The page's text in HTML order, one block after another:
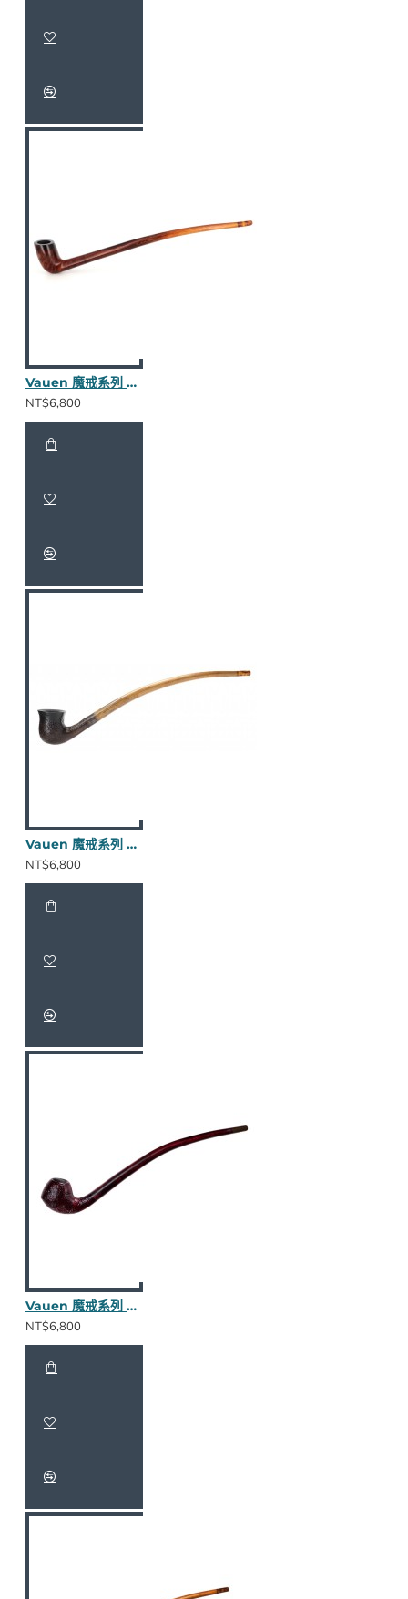
Vauen 魔戒系列 Arondor 長斗
NT$6,800
Vauen 魔戒系列 Balbor S 長斗
NT$6,800
Vauen 魔戒系列 Clodo S 長斗
NT$6,800